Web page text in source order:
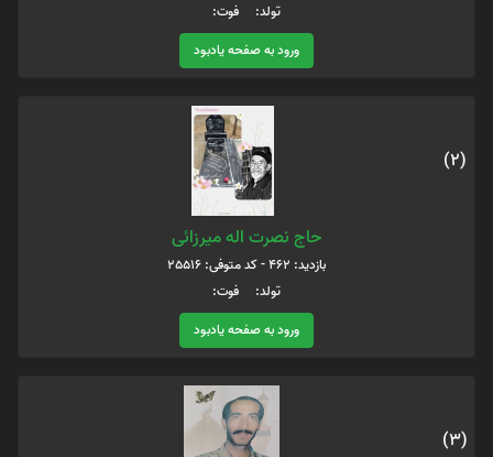
تولد: فوت:
ورود به صفحه یادبود
(2)
حاج نصرت اله میرزائی
بازدید: 462 - کد متوفی: 25516
تولد: فوت:
ورود به صفحه یادبود
(3)